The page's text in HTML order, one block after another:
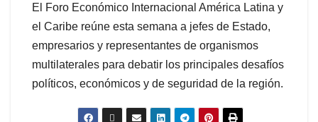
El Foro Económico Internacional América Latina y
el Caribe reúne esta semana a jefes de Estado,
empresarios y representantes de organismos
multilaterales para debatir los principales desafíos
políticos, económicos y de seguridad de la región.